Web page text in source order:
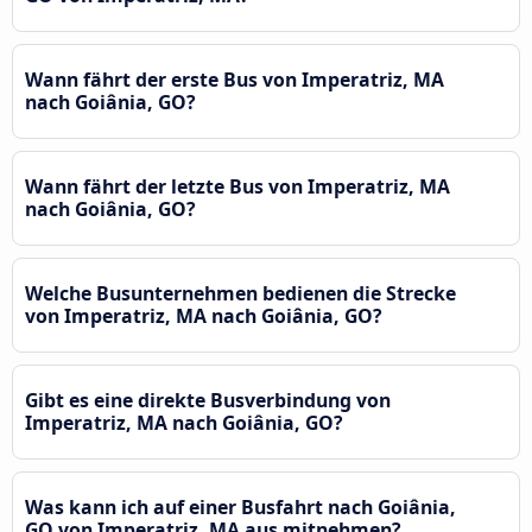
Wann fährt der erste Bus von Imperatriz, MA
nach Goiânia, GO?
Wann fährt der letzte Bus von Imperatriz, MA
nach Goiânia, GO?
Welche Busunternehmen bedienen die Strecke
von Imperatriz, MA nach Goiânia, GO?
Gibt es eine direkte Busverbindung von
Imperatriz, MA nach Goiânia, GO?
Was kann ich auf einer Busfahrt nach Goiânia,